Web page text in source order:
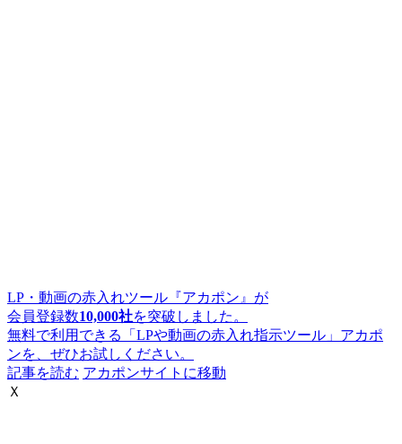
LP・動画の赤入れツール『アカポン』が
会員登録数10,000社を突破しました。
無料で利用できる「LPや動画の赤入れ指示ツール」アカポ
ンを、ぜひお試しください。
記事を読む アカポンサイトに移動
Ｘ